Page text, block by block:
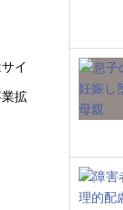
イ
拡